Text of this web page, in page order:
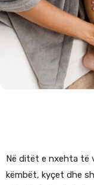
Në ditët e nxehta të
këmbët, kyçet dhe